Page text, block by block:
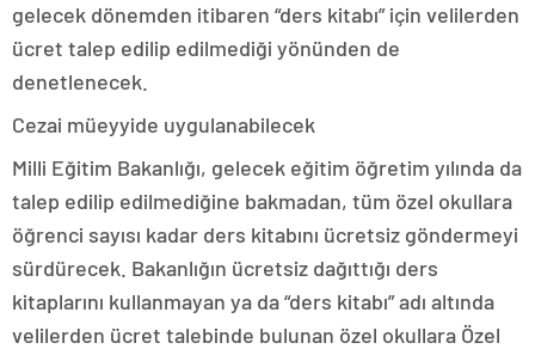
gelecek dönemden itibaren “ders kitabı” için velilerden
ücret talep edilip edilmediği yönünden de
denetlenecek.
Cezai müeyyide uygulanabilecek
Milli Eğitim Bakanlığı, gelecek eğitim öğretim yılında da
talep edilip edilmediğine bakmadan, tüm özel okullara
öğrenci sayısı kadar ders kitabını ücretsiz göndermeyi
sürdürecek. Bakanlığın ücretsiz dağıttığı ders
kitaplarını kullanmayan ya da “ders kitabı” adı altında
velilerden ücret talebinde bulunan özel okullara Özel